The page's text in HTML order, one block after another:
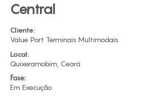
Central
Cliente:
Value Port Terminais Multimodais
Local:
Quixeramobim, Ceará
Fase:
Em Execução